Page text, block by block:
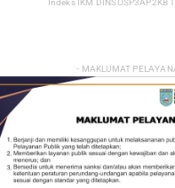
- MAKLUMAT